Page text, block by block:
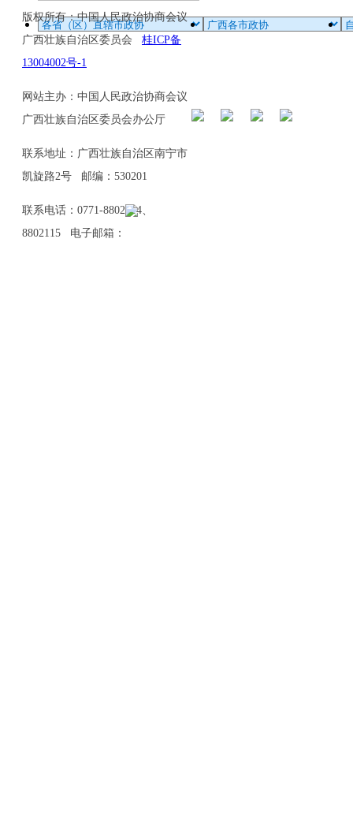
版权所有：中国人民政治协商会议
广西壮族自治区委员会 桂ICP备
13004002号-1
网站主办：中国人民政治协商会议
广西壮族自治区委员会办公厅
联系地址：广西壮族自治区南宁市
凯旋路2号 邮编：530201
联系电话：0771-8802114、
8802115 电子邮箱：